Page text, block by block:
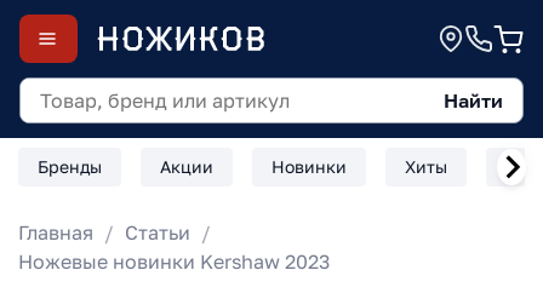
Найти
Бренды Акции Новинки Хиты
Главная
Статьи
Ножевые новинки Kershaw 2023